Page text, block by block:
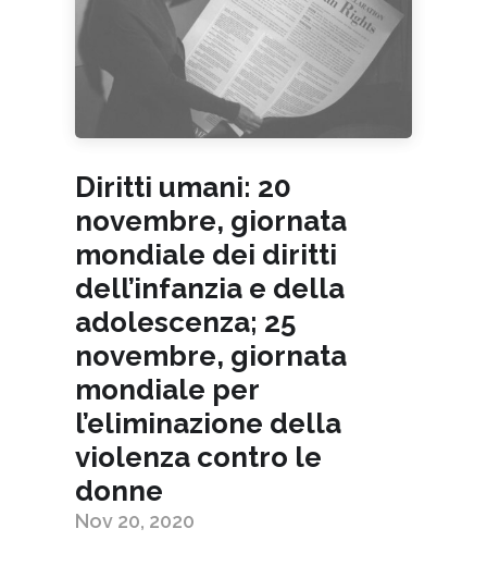
Diritti umani: 20
novembre, giornata
mondiale dei diritti
dell’infanzia e della
adolescenza; 25
novembre, giornata
mondiale per
l’eliminazione della
violenza contro le
donne
Nov 20, 2020